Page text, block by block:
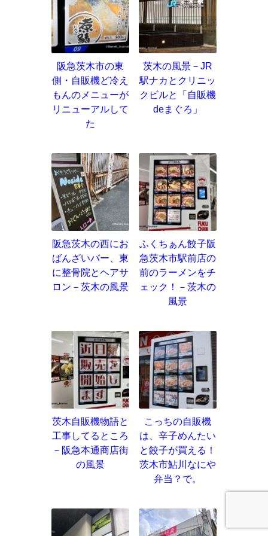
阪急茨木市の東
側・自販機ど冷え
もんのメニューが
リニューアルして
た
茨木の風景－JR
駅ナカとクリニッ
クビルと「自販機
deまぐろ」
阪急茨木の西にお
ばんざいバー、東
に整骨院とヘアサ
ロン－茨木の風景
ふくちぁん餃子阪
急茨木市駅前店の
前のラーメンをチ
ェック！－茨木の
風景
茨木自販機物語と
工事してるところ
－阪急本通商店街
の風景
こっちの自販機
は、辛子めんたい
と餃子が買える！
茨木市鮎川なにや
弁当？で。